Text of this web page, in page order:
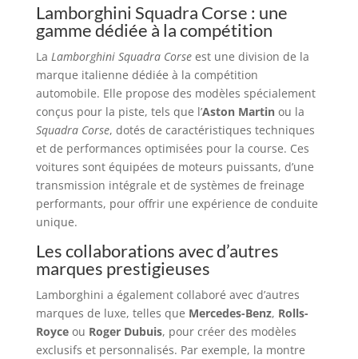
Lamborghini Squadra Corse : une
gamme dédiée à la compétition
La Lamborghini Squadra Corseest une division de la
marque italienne dédiée à la compétition
automobile. Elle propose des modèles spécialement
conçus pour la piste, tels que l’Aston Martinou la
Squadra Corse, dotés de caractéristiques techniques
et de performances optimisées pour la course. Ces
voitures sont équipées de moteurs puissants, d’une
transmission intégrale et de systèmes de freinage
performants, pour offrir une expérience de conduite
unique.
Les collaborations avec d’autres
marques prestigieuses
Lamborghini a également collaboré avec d’autres
marques de luxe, telles que Mercedes-Benz, Rolls-
Royceou Roger Dubuis, pour créer des modèles
exclusifs et personnalisés. Par exemple, la montre